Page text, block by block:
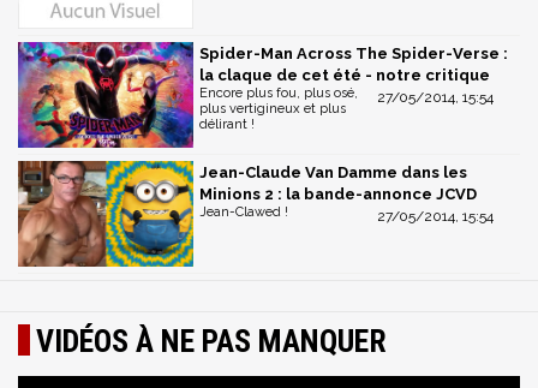
Spider-Man Across The Spider-Verse :
la claque de cet été - notre critique
27/05/2014, 15:54
Encore plus fou, plus osé,
plus vertigineux et plus
délirant !
Jean-Claude Van Damme dans les
Minions 2 : la bande-annonce JCVD
27/05/2014, 15:54
Jean-Clawed !
VIDÉOS À NE PAS MANQUER